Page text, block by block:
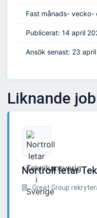
Fast månads- vecko-
Publicerat: 14 april
Ansök senast: 23
Liknande
Nortroll letar
Great Group